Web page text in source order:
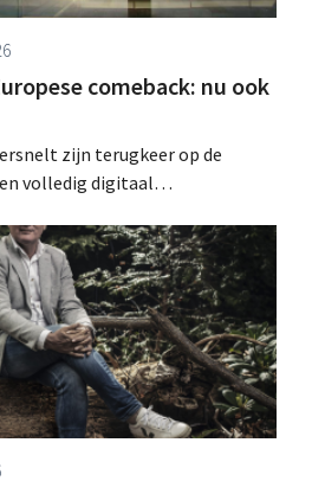
comeback: nu ook
zijn terugkeer op de
volledig digitaal
en mikt het op
Europese landen.